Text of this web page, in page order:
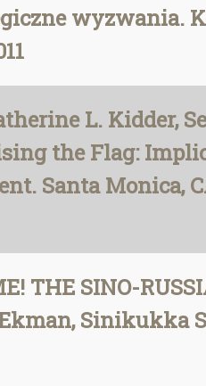
wyzwania.
L. Kidder,
the Flag:
Santa Monica,
THE SINO-
Ekman, Sinikukka